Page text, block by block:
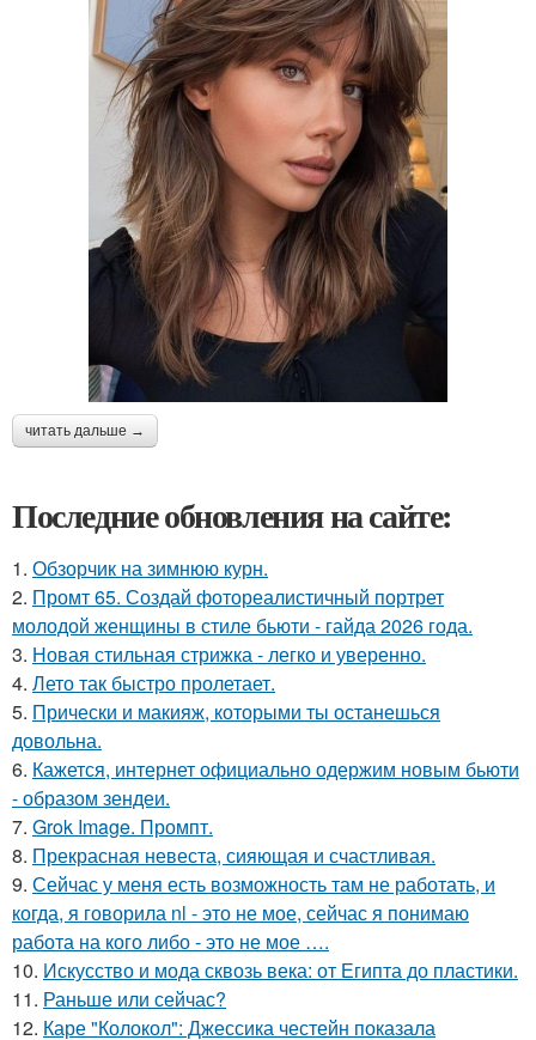
читать дальше →
Последние обновления на сайте:
1. Обзорчик на зимнюю курн.
2. Промт 65. Создай фотореалистичный портрет
молодой женщины в стиле бьюти - гайда 2026 года.
3. Новая стильная стрижка - легко и уверенно.
4. Лето так быстро пролетает.
5. Прически и макияж, которыми ты останешься
довольна.
6. Кажется, интернет официально одержим новым бьюти
- образом зендеи.
7. Grok Image. Промпт.
8. Прекрасная невеста, сияющая и счастливая.
9. Сейчас у меня есть возможность там не работать, и
когда, я говорила nl - это не мое, сейчас я понимаю
работа на кого либо - это не мое ….
10. Искусство и мода сквозь века: от Египта до пластики.
11. Раньше или сейчас?
12. Каре "Колокол": Джессика честейн показала